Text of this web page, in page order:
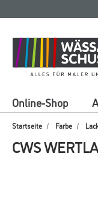
springen
springen
Online-Shop
Startseite Farbe
CWS